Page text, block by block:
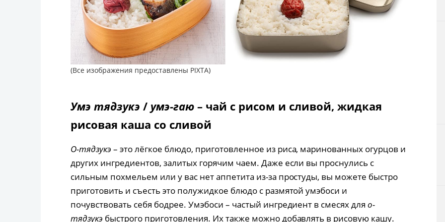
(Все изображения предоставлены PIXTA)
Умэ тядзукэ / умэ-гаю– чай с рисом и сливой, жидкая
рисовая каша со сливой
О-тядзукэ – это лёгкое блюдо, приготовленное из риса, маринованных огурцов и
других ингредиентов, залитых горячим чаем. Даже если вы проснулись с
сильным похмельем или у вас нет аппетита из-за простуды, вы можете быстро
приготовить и съесть это полужидкое блюдо с размятой умэбоси и
почувствовать себя бодрее. Умэбоси – частый ингредиент в смесях дляо-
тядзукэ быстрого приготовления. Их также можно добавлять в рисовую кашу.